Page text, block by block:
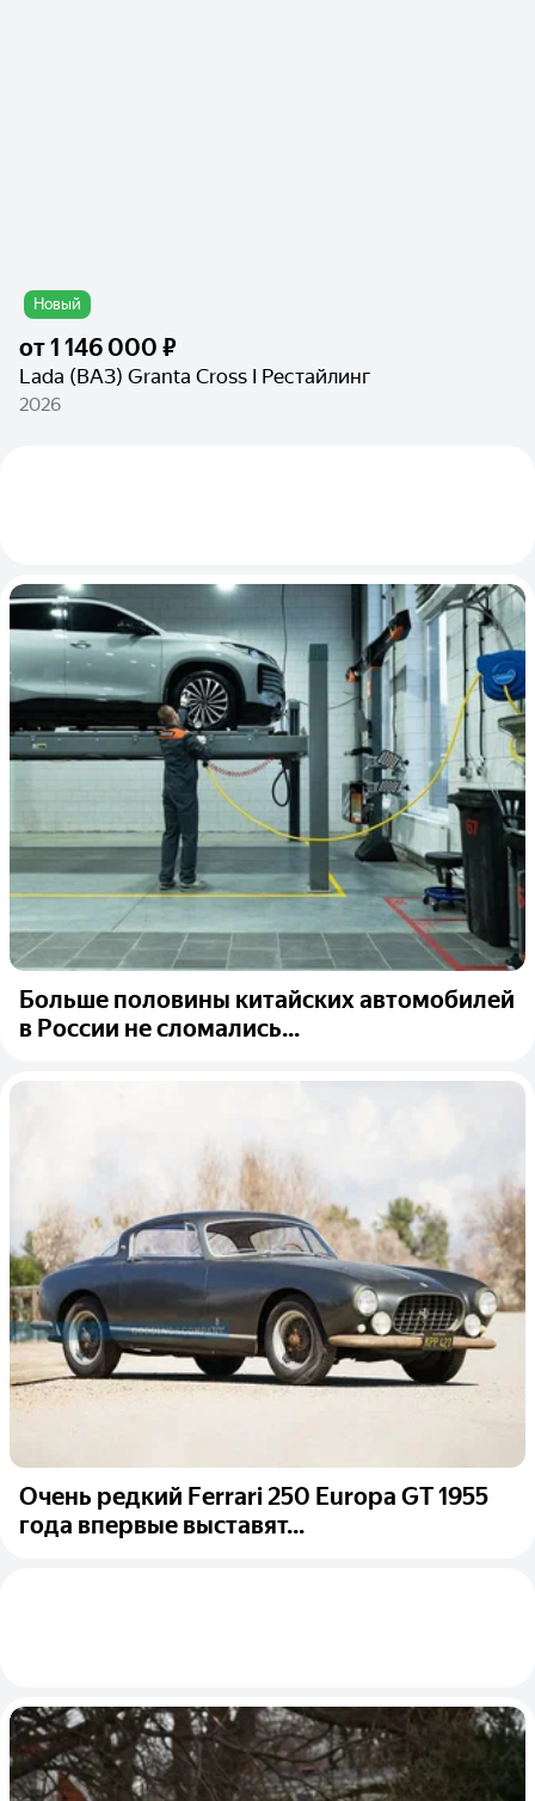
Новый
от1 146 000 ₽
Lada (ВАЗ) Granta Cross I Рестайлинг
2026
Больше половины китайских автомобилей
в России не сломались...
Очень редкий Ferrari 250 Europa GT 1955
года впервые выставят...